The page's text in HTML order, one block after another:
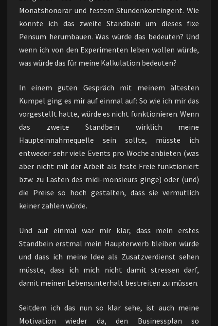
Monatshonorar und festem Stundenkontingent. Wie
könnte ich das zweite Standbein um dieses fixe
Pensum herumbauen. Was würde das bedeuten? Und
wenn ich von den Experimenten leben wollen würde,
was würde das für meine Kalkulation bedeuten?
In einem guten Gespräch mit meinem ältesten
Kumpel ging es mir auf einmal auf: So wie ich mir das
vorgestellt hatte, würde es nicht funktionieren. Wenn
das zweite Standbein wirklich meine
Haupteinnahmequelle sein sollte, müsste ich
entweder sehr viele Events pro Woche anbieten (was
aber nicht mit der Arbeit als feste Freie funktioniert
bzw. zu Lasten des midi-monsieurs ginge) oder (und)
die Preise so hoch gestalten, dass sie vermutlich
keiner zahlen würde.
Und auf einmal war mir klar, dass mein erstes
Standbein erstmal mein Haupterwerb bleiben würde
und dass ich meine Idee als Zusatzverdienst sehen
müsste, dass ich mich nicht damit stressen darf,
damit meinen Lebensunterhalt bestreiten zu müssen.
Seitdem ich das nun so klar sehe, ist auch meine
Motivation wieder da, den Businessplan so